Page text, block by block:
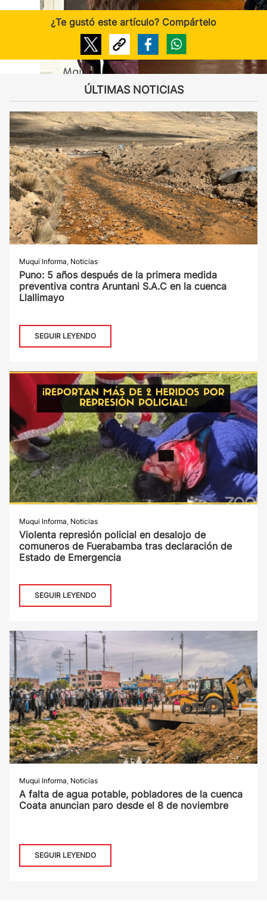
¿Te gustó este artículo? Compártelo
ÚLTIMAS NOTICIAS
Muqui Informa, Noticias
Puno: 5 años después de la primera medida
preventiva contra Aruntani S.A.C en la cuenca
Llallimayo
SEGUIR LEYENDO
Muqui Informa, Noticias
Violenta represión policial en desalojo de
comuneros de Fuerabamba tras declaración de
Estado de Emergencia
SEGUIR LEYENDO
Muqui Informa, Noticias
A falta de agua potable, pobladores de la cuenca
Coata anuncian paro desde el 8 de noviembre
SEGUIR LEYENDO